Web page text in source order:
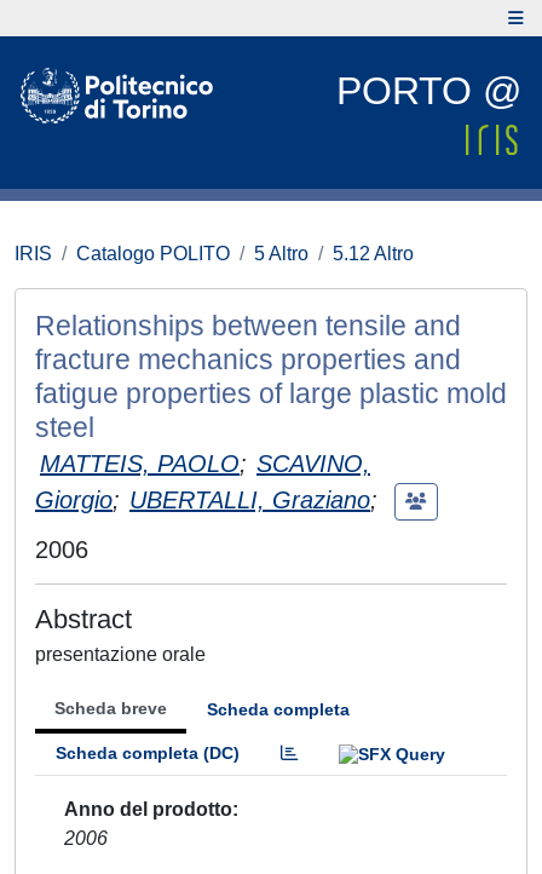
PORTO @
IRIS Catalogo POLITO 5 Altro 5.12 Altro
Relationships between tensile and
fracture mechanics properties and
fatigue properties of large plastic mold
steel
MATTEIS, PAOLO; SCAVINO,
Giorgio; UBERTALLI, Graziano;
2006
Abstract
presentazione orale
Scheda breve Scheda completa
Scheda completa (DC)
Anno del prodotto
2006